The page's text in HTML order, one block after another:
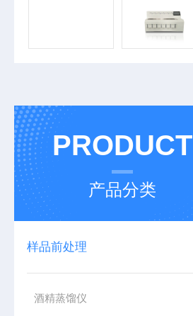
PRODUCT
产品分类
样品前处理
酒精蒸馏仪